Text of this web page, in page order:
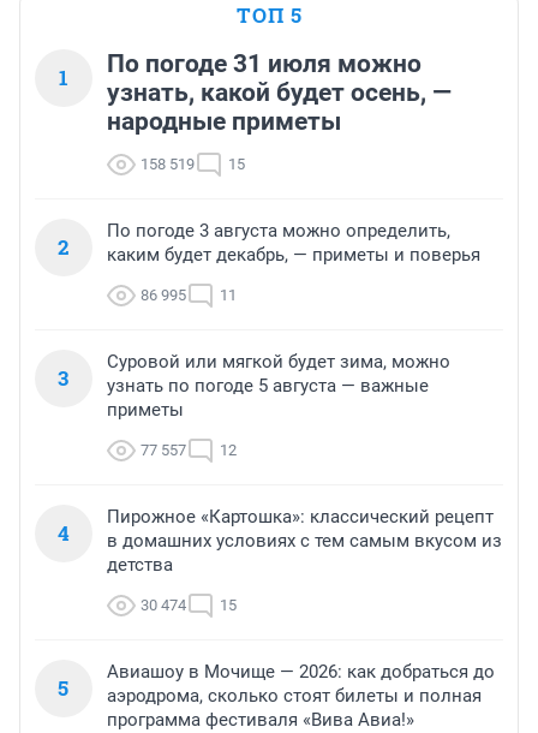
ТОП 5
1
По погоде 31 июля можно
узнать, какой будет осень, —
народные приметы
158 519 15
2
По погоде 3 августа можно определить,
каким будет декабрь, — приметы и поверья
86 995 11
3
Суровой или мягкой будет зима, можно
узнать по погоде 5 августа — важные
приметы
77 557 12
4
Пирожное «Картошка»: классический рецепт
в домашних условиях с тем самым вкусом из
детства
30 474 15
5
Авиашоу в Мочище — 2026: как добраться до
аэродрома, сколько стоят билеты и полная
программа фестиваля «Вива Авиа!»